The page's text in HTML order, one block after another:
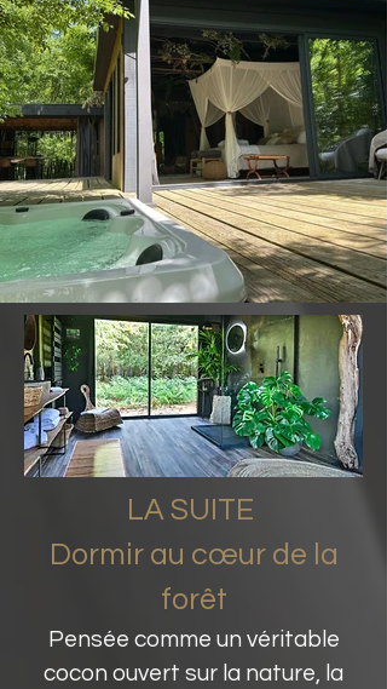
LA SUITE
Dormir au cœur de la
forêt
Pensée comme un véritable
cocon ouvert sur la nature, la